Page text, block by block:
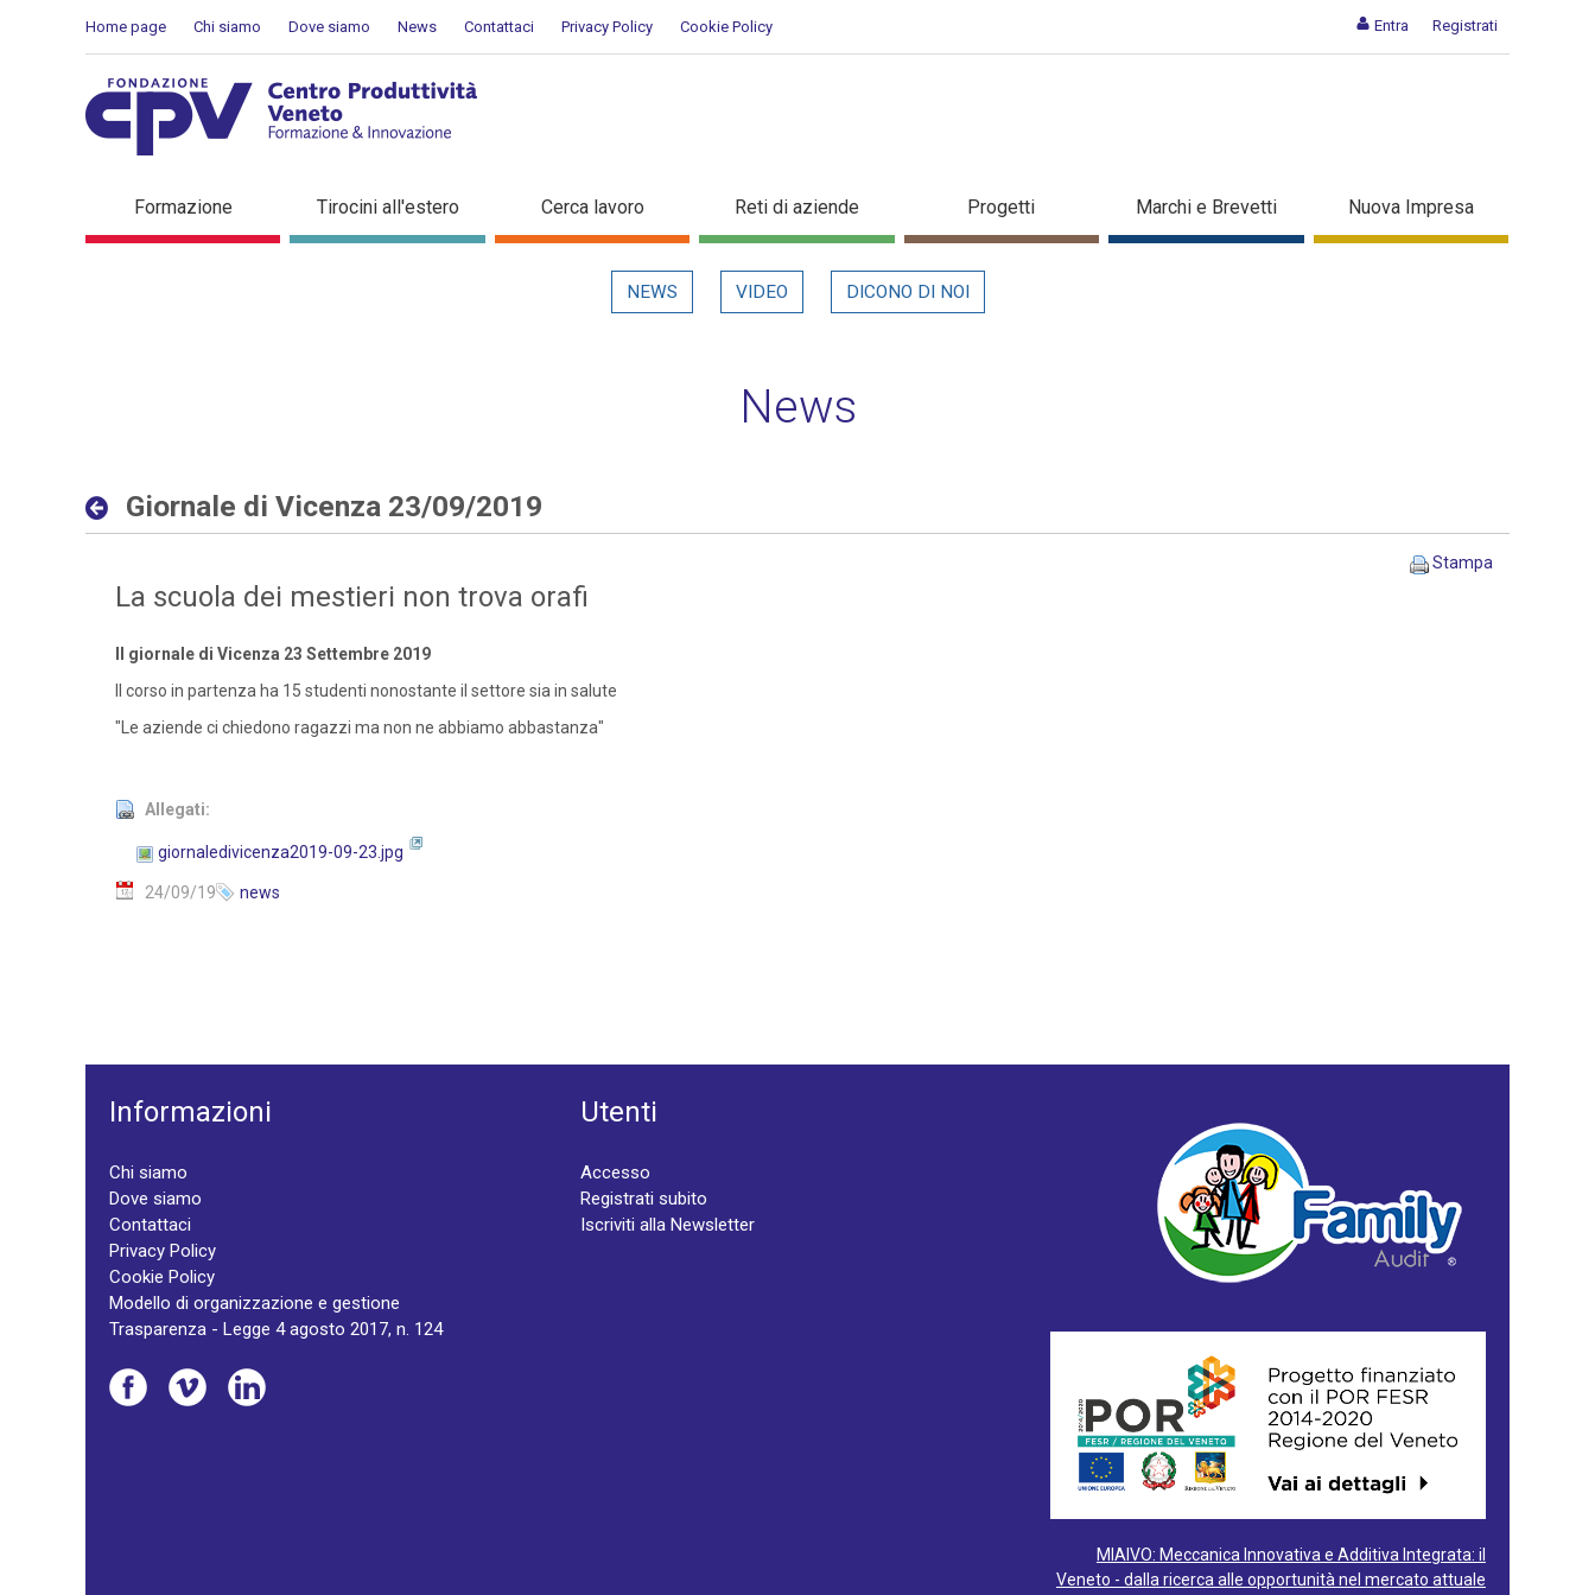
Entra Registrati
Home page Chi siamo Dove siamo News Contattaci Privacy Policy Cookie Policy
Giornale di Vicenza 23/09/2019 - Dettaglio in evidenza
Formazione Tirocini all'estero Cerca lavoro Reti di aziende Progetti Marchi e Brevetti Nuova Impresa
NEWS VIDEO DICONO DI NOI
News
Giornale di Vicenza 23/09/2019
Stampa
La scuola dei mestieri non trova orafi
Il giornale di Vicenza 23 Settembre 2019
Il corso in partenza ha 15 studenti nonostante il settore sia in salute
"Le aziende ci chiedono ragazzi ma non ne abbiamo abbastanza"
Allegati:
giornaledivicenza2019-09-23.jpg
24/09/19 news
Informazioni
Chi siamo
Dove siamo
Contattaci
Privacy Policy
Cookie Policy
Modello di organizzazione e gestione
Trasparenza - Legge 4 agosto 2017, n. 124
Utenti
Accesso
Registrati subito
Iscriviti alla Newsletter
MIAIVO: Meccanica Innovativa e Additiva Integrata: il
Veneto - dalla ricerca alle opportunità nel mercato attuale